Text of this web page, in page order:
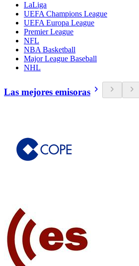
LaLiga
UEFA Champions League
UEFA Europa League
Premier League
NFL
NBA Basketball
Major League Baseball
NHL
Las mejores emisoras